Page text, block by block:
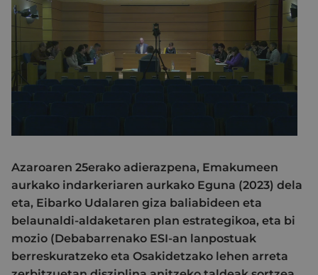
Azaroaren 25erako adierazpena, Emakumeen
aurkako indarkeriaren aurkako Eguna (2023) dela
eta, Eibarko Udalaren giza baliabideen eta
belaunaldi-aldaketaren plan estrategikoa, eta bi
mozio (Debabarrenako ESI-an lanpostuak
berreskuratzeko eta Osakidetzako lehen arreta